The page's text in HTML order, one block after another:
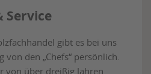
Service
gibt es bei uns
den „Chefs“ persönlich.
von über dreißig Jahren